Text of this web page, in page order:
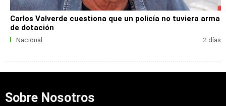
Carlos Valverde cuestiona que un policía no tuviera arma
de dotación
Nacional 2 días
Sobre Nosotros